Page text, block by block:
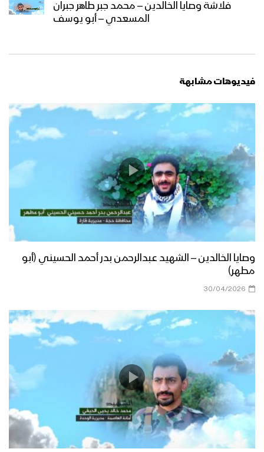
فلاشة وصايا الخالدين – محمد جبر طاهر جبران
المسعدي – أبو يوسف
فيديوهات مشابهة
وصايا الخالدين – الشهيد عبدالرحمن بدر أحمد الحسيني (أبو
مطهر)
30/04/2026